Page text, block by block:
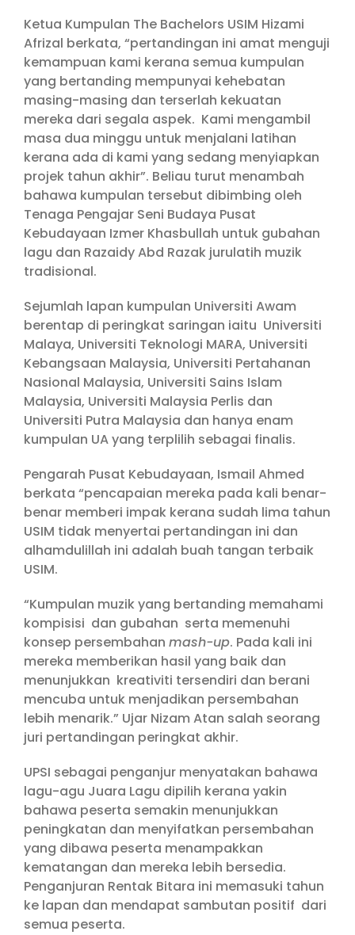
Ketua Kumpulan The Bachelors USIM Hizami
Afrizal berkata, “pertandingan ini amat menguji
kemampuan kami kerana semua kumpulan
yang bertanding mempunyai kehebatan
masing-masing dan terserlah kekuatan
mereka dari segala aspek. Kami mengambil
masa dua minggu untuk menjalani latihan
kerana ada di kami yang sedang menyiapkan
projek tahun akhir”. Beliau turut menambah
bahawa kumpulan tersebut dibimbing oleh
Tenaga Pengajar Seni Budaya Pusat
Kebudayaan Izmer Khasbullah untuk gubahan
lagu dan Razaidy Abd Razak jurulatih muzik
tradisional.
Sejumlah lapan kumpulan Universiti Awam
berentap di peringkat saringan iaitu Universiti
Malaya, Universiti Teknologi MARA, Universiti
Kebangsaan Malaysia, Universiti Pertahanan
Nasional Malaysia, Universiti Sains Islam
Malaysia, Universiti Malaysia Perlis dan
Universiti Putra Malaysia dan hanya enam
kumpulan UA yang terplilih sebagai finalis.
Pengarah Pusat Kebudayaan, Ismail Ahmed
berkata “pencapaian mereka pada kali benar-
benar memberi impak kerana sudah lima tahun
USIM tidak menyertai pertandingan ini dan
alhamdulillah ini adalah buah tangan terbaik
USIM.
“Kumpulan muzik yang bertanding memahami
kompisisi dan gubahan serta memenuhi
konsep persembahan mash-up. Pada kali ini
mereka memberikan hasil yang baik dan
menunjukkan kreativiti tersendiri dan berani
mencuba untuk menjadikan persembahan
lebih menarik.” Ujar Nizam Atan salah seorang
juri pertandingan peringkat akhir.
UPSI sebagai penganjur menyatakan bahawa
lagu-agu Juara Lagu dipilih kerana yakin
bahawa peserta semakin menunjukkan
peningkatan dan menyifatkan persembahan
yang dibawa peserta menampakkan
kematangan dan mereka lebih bersedia.
Penganjuran Rentak Bitara ini memasuki tahun
ke lapan dan mendapat sambutan positif dari
semua peserta.